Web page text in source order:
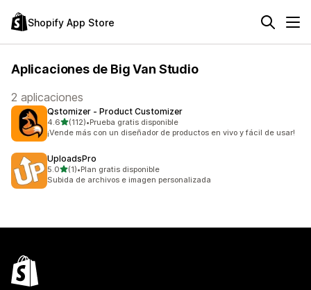
Shopify App Store
Aplicaciones de Big Van Studio
2 aplicaciones
Qstomizer ‑ Product Customizer
4.6de 5 estrellas
(112)
112 reseñas en total
•Prueba gratis disponible
¡Vende más con un diseñador de productos en vivo y fácil de usar!
UploadsPro
5.0de 5 estrellas
(1)
1 reseñas en total
•Plan gratis disponible
Subida de archivos e imagen personalizada